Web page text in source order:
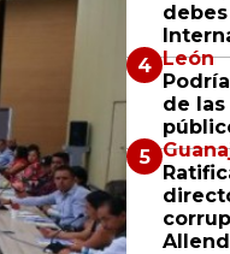
León
de